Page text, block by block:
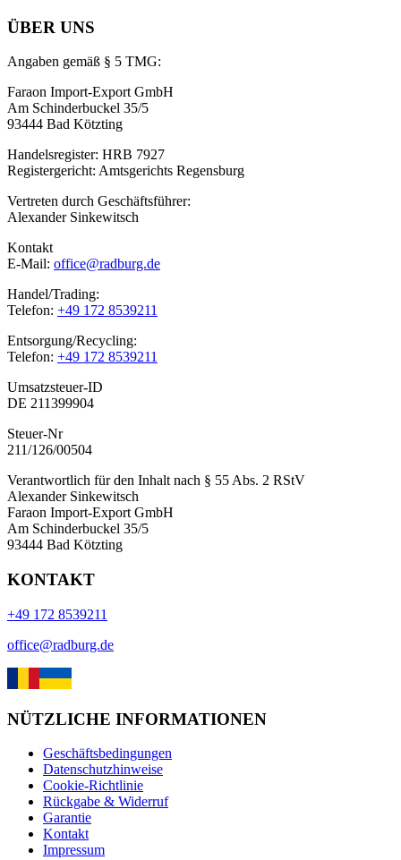
ÜBER UNS
Angaben gemäß § 5 TMG:
Faraon Import-Export GmbH
Am Schinderbuckel 35/5
93444 Bad Kötzting
Handelsregister: HRB 7927
Registergericht: Amtsgerichts Regensburg
Vertreten durch Geschäftsführer:
Alexander Sinkewitsch
Kontakt
E-Mail: office@radburg.de
Handel/Trading:
Telefon: +49 172 8539211
Entsorgung/Recycling:
Telefon: +49 172 8539211
Umsatzsteuer-ID
DE 211399904
Steuer-Nr
211/126/00504
Verantwortlich für den Inhalt nach § 55 Abs. 2 RStV
Alexander Sinkewitsch
Faraon Import-Export GmbH
Am Schinderbuckel 35/5
93444 Bad Kötzting
KONTAKT
+49 172 8539211
office@radburg.de
NÜTZLICHE INFORMATIONEN
Geschäftsbedingungen
Datenschutzhinweise
Cookie-Richtlinie
Rückgabe & Widerruf
Garantie
Kontakt
Impressum